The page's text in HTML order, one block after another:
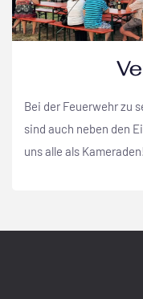
Bei der Feuerwehr zu
sind auch neben den
uns alle als Kameraden!